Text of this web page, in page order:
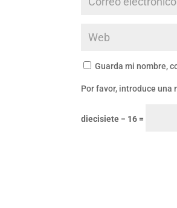
Guarda mi nombre,
Por favor, introduce una
diecisiete − 16 =